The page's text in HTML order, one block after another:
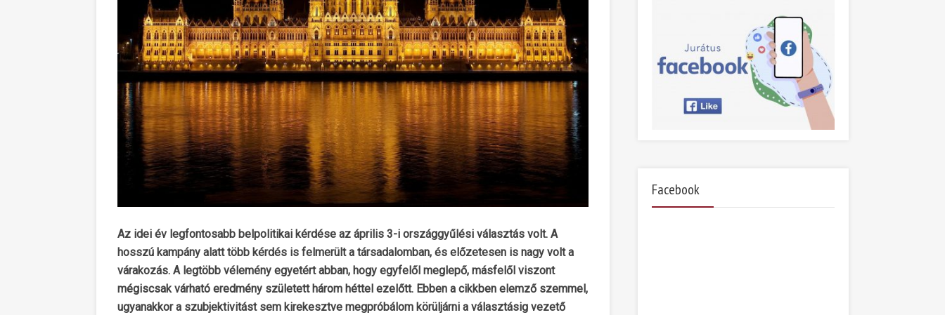
Az idei év legfontosabb belpolitikai kérdése az április 3-i országgyűlési választás volt. A
hosszú kampány alatt több kérdés is felmerült a társadalomban, és előzetesen is nagy volt a
várakozás. A legtöbb vélemény egyetért abban, hogy egyfelől meglepő, másfelől viszont
mégiscsak várható eredmény született három héttel ezelőtt. Ebben a cikkben elemző szemmel,
ugyanakkor a szubjektivitást sem kirekesztve megpróbálom körüljárni a választásig vezető
Facebook